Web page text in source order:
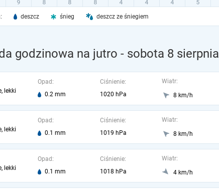
deszcz śnieg deszcz ze śniegiem
godzinowa na jutro - sobota 8 sierpnia
lekki
Opad:
0.2 mm
Ciśnienie:
1020 hPa
Wiatr:
8 km/h
lekki
Opad:
0.1 mm
Ciśnienie:
1019 hPa
Wiatr:
8 km/h
lekki
Opad:
0.1 mm
Ciśnienie:
1018 hPa
Wiatr:
4 km/h